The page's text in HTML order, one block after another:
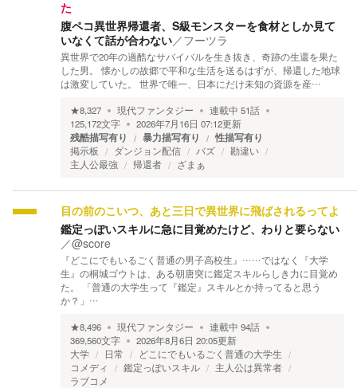
た
腹ペコ異世界帰還者、S級モンスターを食材としか見て
いなくて話が合わない／フーツラ
異世界で20年の過酷なサバイバルを生き抜き、奇跡の生還を果た
した男。 懐かしの故郷で平和な生活を送るはずが、帰還した地球
は激変していた。 世界で唯一、日本にだけ未知の資源を産…
★8,327 現代ファンタジー 連載中 51話
125,172文字 2026年7月16日 07:12更新
残酷描写有り 暴力描写有り 性描写有り
掲示板 ダンジョン配信 バズ
勘違い
主人公最強
帰還者 ざまぁ
目の前のこいつ、あと三日で異世界に飛ばされるってよ
鑑定っぽいスキルに急に目覚めたけど、わりと要らない
／@score
『どこにでもいるごく普通の男子高校生』……ではなく『大学
生』の桐城ゴウトは、ある朝唐突に鑑定スキルらしき力に目覚め
た。 「普通の大学生って『鑑定』スキルとか持ってると思う
か？」…
★8,496 現代ファンタジー 連載中 94話
369,560文字 2026年8月6日 20:05更新
大学
日常
どこにでもいるごく普通の大学生
コメディ
鑑定っぽいスキル
主人公は異常者
ラブコメ